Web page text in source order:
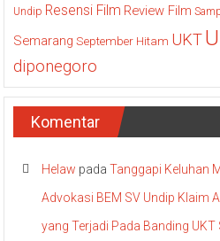
Undip Resensi Film Review Film
Semarang September Hitam UKT
diponegoro
Komentar
Helaw padaTanggapi Keluhan
Advokasi BEM SV Undip Klaim
yang Terjadi Pada Banding